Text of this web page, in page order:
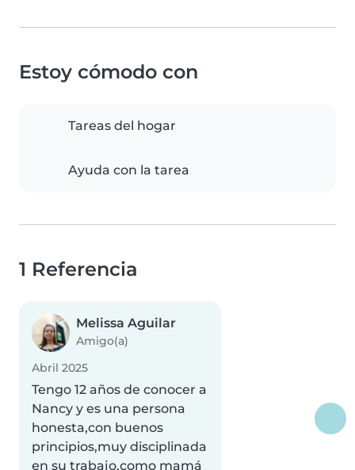
Estoy cómodo con
Tareas del hogar
Ayuda con la tarea
1 Referencia
Melissa Aguilar
Amigo(a)
Abril 2025
Tengo 12 años de conocer a
Nancy y es una persona
honesta,con buenos
principios,muy disciplinada
en su trabajo,como mamá